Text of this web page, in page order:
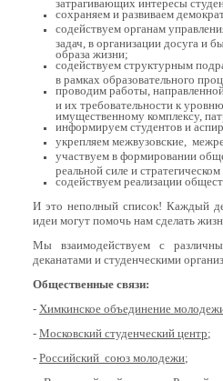
сохраняем и развиваем
содействуем органам
задач, в организации досуга и
образа жизни;
содействуем структурным
в рамках образовательного
проводим работы,
и их требовательности к
имущественному комплексу,
информируем студентов и
укрепляем межвузовские,
участвуем в формировании
реальной силе и
содействуем реализации
И это неполный список! Каждый
идеи могут помочь нам сделать
Мы взаимодействуем с
деканатами и студенческими
Общественные связи:
- Химкинское объединение
- Московский студенческий центр;
- Российский союз молодежи;